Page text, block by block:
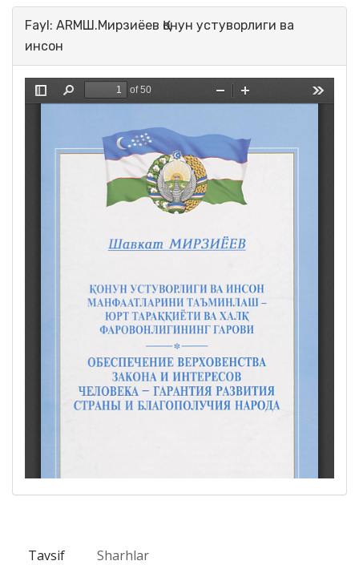
Fayl: ARMШ.Мирзиёев Қонун устуворлиги ва
инсон
Tavsif Sharhlar